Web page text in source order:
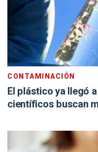
CONTAMINACIÓN
El plástico ya llegó
científicos buscan